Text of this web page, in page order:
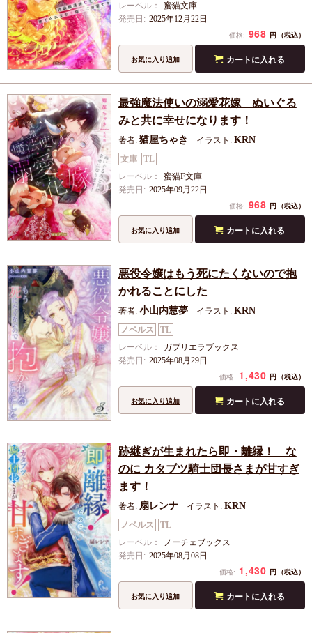
レーベル：
蜜猫文庫
発売日: 2025年12月22日
価格: 968 円 （税込）
カートに入れる
お気に入り追加
最強魔法使いの溺愛花嫁 ぬいぐる
みと共に幸せになります！
著者: 猫屋ちゃき イラスト: KRN
文庫
TL
レーベル：
蜜猫F文庫
発売日: 2025年09月22日
価格: 968 円 （税込）
カートに入れる
お気に入り追加
悪役令嬢はもう死にたくないので抱
かれることにした
著者: 小山内慧夢 イラスト: KRN
ノベルス
TL
レーベル：
ガブリエラブックス
発売日: 2025年08月29日
価格: 1,430 円 （税込）
カートに入れる
お気に入り追加
跡継ぎが生まれたら即・離縁！ な
のに カタブツ騎士団長さまが甘すぎ
ます！
著者: 扇レンナ イラスト: KRN
ノベルス
TL
レーベル：
ノーチェブックス
発売日: 2025年08月08日
価格: 1,430 円 （税込）
カートに入れる
お気に入り追加